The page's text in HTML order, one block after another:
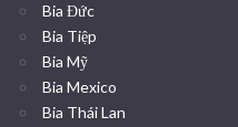
Bia Đức
Bia Tiệp
Bia Mỹ
Bia Mexico
Bia Thái Lan